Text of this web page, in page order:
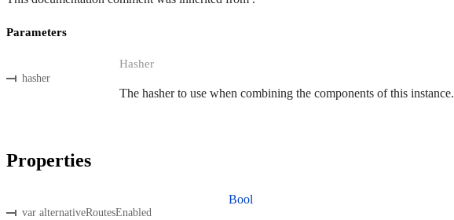
Parameters
hasher
Hasher
The hasher to use when combining the components of this instance.
Properties
var alternativeRoutesEnabled
Bool